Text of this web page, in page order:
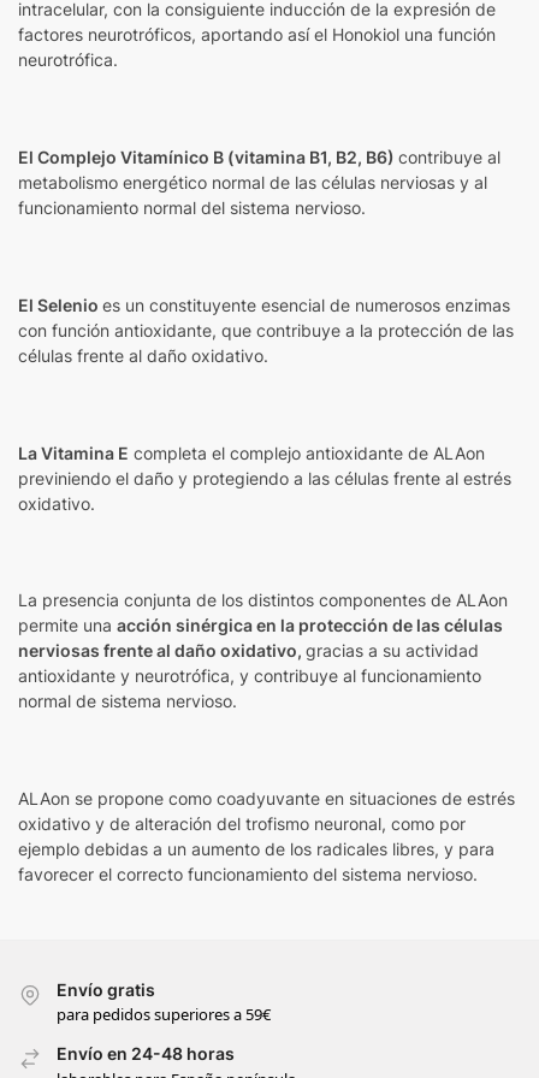
intracelular, con la consiguiente inducción de la expresión de
factores neurotróficos, aportando así el Honokiol una función
neurotrófica.
El Complejo Vitamínico B (vitamina B1, B2, B6) contribuye al
metabolismo energético normal de las células nerviosas y al
funcionamiento normal del sistema nervioso.
El Selenio es un constituyente esencial de numerosos enzimas
con función antioxidante, que contribuye a la protección de las
células frente al daño oxidativo.
La Vitamina E completa el complejo antioxidante de ALAon
previniendo el daño y protegiendo a las células frente al estrés
oxidativo.
La presencia conjunta de los distintos componentes de ALAon
permite una acción sinérgica en la protección de las células
nerviosas frente al daño oxidativo, gracias a su actividad
antioxidante y neurotrófica, y contribuye al funcionamiento
normal de sistema nervioso.
ALAon se propone como coadyuvante en situaciones de estrés
oxidativo y de alteración del trofismo neuronal, como por
ejemplo debidas a un aumento de los radicales libres, y para
favorecer el correcto funcionamiento del sistema nervioso.
Envío gratis
para pedidos superiores a 59€
Envío en 24-48 horas